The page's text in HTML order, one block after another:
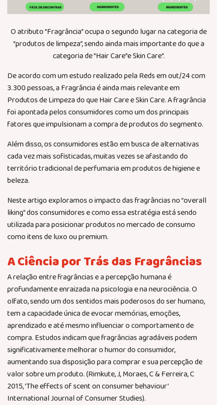
O atributo “Fragrância” ocupa o segundo lugar na categoria de
“produtos de limpeza”, sendo ainda mais importante do que a
categoria de “Hair Care”e Skin Care”.
De acordo com um estudo realizado pela Reds em out/24 com
3.300 pessoas, a Fragrância é ainda mais relevante em
Produtos de Limpeza do que Hair Care e Skin Care. A fragrância
foi apontada pelos consumidores como um dos principais
fatores que impulsionam a compra de produtos do segmento.
Além disso, os consumidores estão em busca de alternativas
cada vez mais sofisticadas, muitas vezes se afastando do
território tradicional de perfumaria em produtos de higiene e
beleza.
Neste artigo exploramos o impacto das fragrâncias no “overall
liking” dos consumidores e como essa estratégia está sendo
utilizada para posicionar produtos no mercado de consumo
como itens de luxo ou premium.
A Ciência por Trás das Fragrâncias
A relação entre fragrâncias e a percepção humana é
profundamente enraizada na psicologia e na neurociência. O
olfato, sendo um dos sentidos mais poderosos do ser humano,
tem a capacidade única de evocar memórias, emoções,
aprendizado e até mesmo influenciar o comportamento de
compra. Estudos indicam que fragrâncias agradáveis podem
significativamente melhorar o humor do consumidor,
aumentando sua disposição para comprar e sua percepção de
valor sobre um produto. (Rimkute, J, Moraes, C & Ferreira, C
2015, ‘The effects of scent on consumer behaviour’
International Journal of Consumer Studies).